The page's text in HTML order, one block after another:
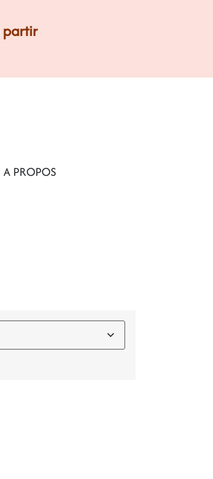
partir
A PROPOS